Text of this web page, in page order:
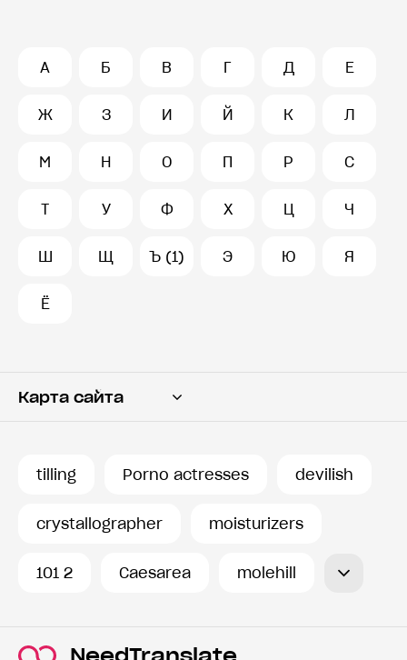
А Б В Г Д Е
Ж З И Й К Л
М Н О П Р С
Т У Ф Х Ц Ч
Ш Щ Ъ (1) Э Ю Я
Ё
Карта сайта
История запросов
tilling Porno actresses devilish
crystallographer moisturizers
101 2 Caesarea molehill